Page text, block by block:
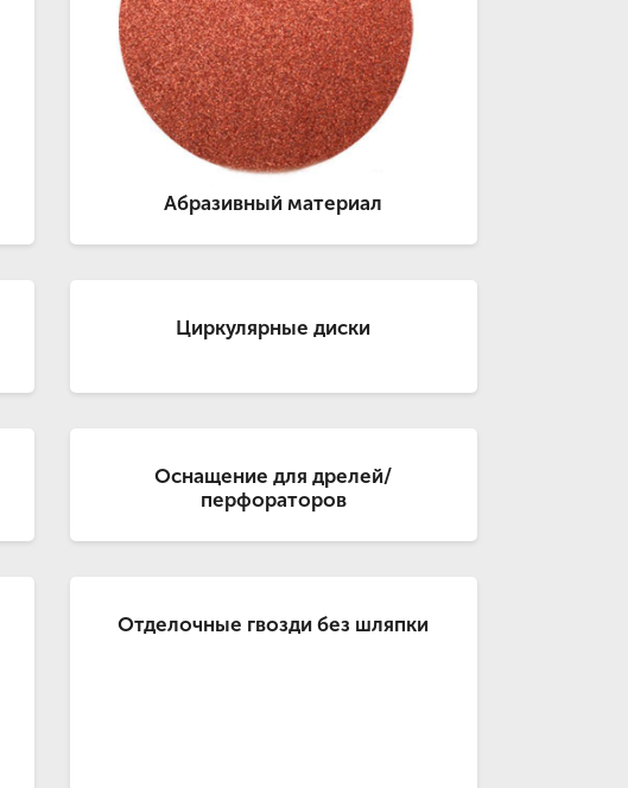
Абразивный материал
Циркулярные диски
Оснащение для дрелей/
перфораторов
Отделочные гвозди без шляпки